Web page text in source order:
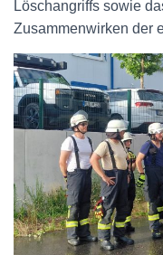
Löschangriffs sowie
Zusammenwirken der